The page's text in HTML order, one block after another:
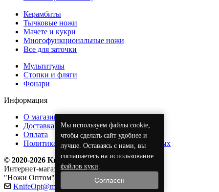
Мы используем файлы cookie,
чтобы сделать сайт удобнее и
лучше. Оставаясь с нами, вы
соглашаетесь на использование
файлов куки.
Согласен
Керамбиты
Тычковые ножи
Мачете и кукри
Многофункциональные ножи
Все для заточки
Мультитулы
Стопки и фляги
Фонари
Информация
О магазине
Доставка
Оплата
Политика обработки персональных данных
© 2020-2026 KnifeOpt.ru
Интернет-магазин
"Ножи Оптом"
KnifeOpt@mail.ru